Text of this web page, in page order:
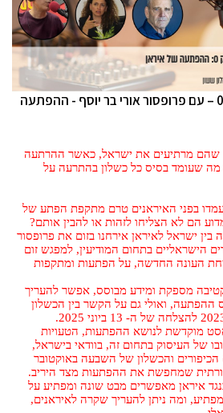
מודקאסט – עונה 5 פרק 0 – עם פרופסור אורי בר יוסף - ההפתעה
שהם מרתיעים את ישראל, כאשר ההרתעה
מה שעומד בסיס כל כשלון בהתרעה על
בפני האיראנים טרם מתקפת הפתע של
כנגדה ביוני 2025? מדוע הם לא הצליחו לזהות או להבין אותם?
ישראל לאיראן אירחנו בזום את פרופסור
הישראליים בתחום המודיעין, למפגש זום
העונה החדשה, על הפתעות ומתקפות
מספקת ומידע מבוסס, אפשר להעריך
ההפתעה, ואולי גם על הקשר בין הכשלון
מוקדשת לנושא ההפתעות, הטעויות
של העיסוק בתחום זה, בוודאי בישראל,
הכיפורים והכשלון של השבעה באוקטובר
שמחפשת את ההפתעות מצד היריב.
איראן מאפשרים מבט שונה ומפתיע על
ומה ניתן להעריך שקרה לאיראנים,